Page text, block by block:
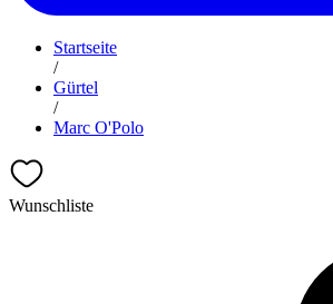
Startseite
/
Gürtel
/
Marc O'Polo
Wunschliste